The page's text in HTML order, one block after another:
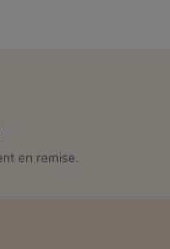
en remise.